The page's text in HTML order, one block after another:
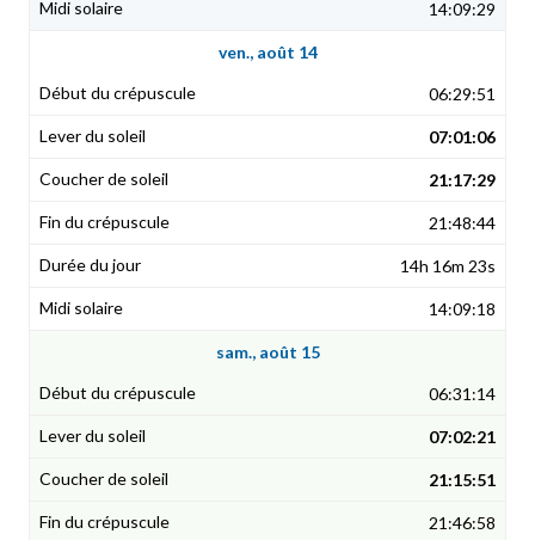
14:09:29
ven., août 14
06:29:51
07:01:06
21:17:29
21:48:44
14h 16m 23s
14:09:18
sam., août 15
06:31:14
07:02:21
21:15:51
21:46:58